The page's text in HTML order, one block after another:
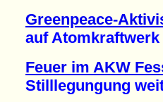
Greenpeace-
auf Atomkraftwerk
Feuer im AKW
Stilllegungung